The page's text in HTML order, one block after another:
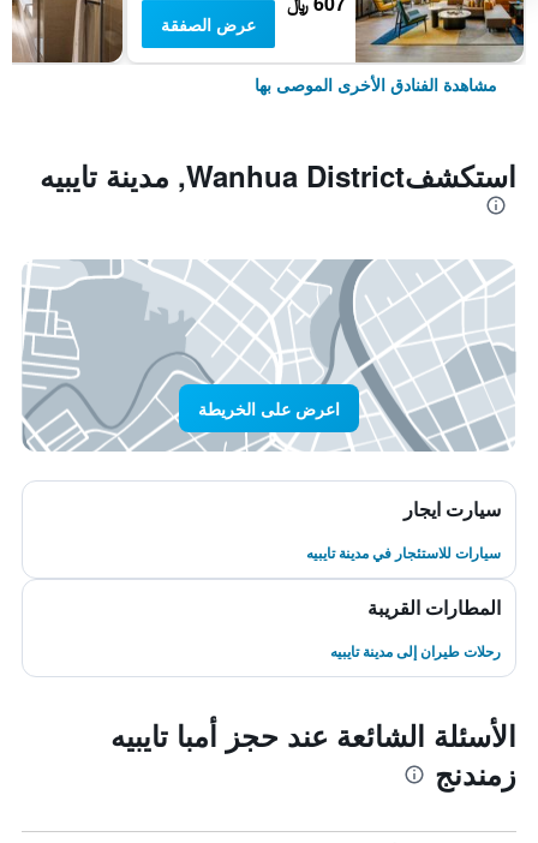
عرض الصفقة
مشاهدة الفنادق الأخرى الموصى بها
استكشفWanhua District, مدينة تايبيه
اعرض على الخريطة
سيارت ايجار
سيارات للاستئجار في مدينة تايبيه
المطارات القريبة
رحلات طيران إلى مدينة تايبيه
الأسئلة الشائعة عند حجز أمبا تايبيه
زمندنج